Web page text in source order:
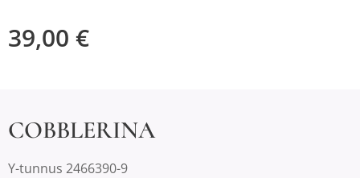
39,00 €
COBBLERINA
Y-tunnus 2466390-9